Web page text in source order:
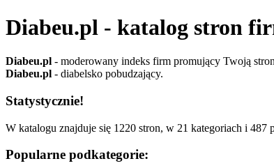
Diabeu.pl - katalog stron
Diabeu.pl - moderowany indeks firm promujący Twoją
Diabeu.pl - diabelsko pobudzający.
Statystycznie!
W katalogu znajduje się 1220 stron, w 21 kategoriach i 487
Popularne podkategorie: